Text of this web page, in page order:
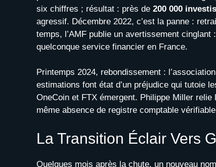
six chiffres ; résultat : près de 200 000
agressif. Décembre 2022, c’est la panne :
temps, l’AMF publie un avertissement
quelconque service financier en France.
Printemps 2024, rebondissement :
estimations font état d’un préjudice qui tutoie
OneCoin et FTX émergent. Philippe Miller
même absence de registre comptable
La Transition Éclair Vers
Quelques mois après la chute, un nouveau